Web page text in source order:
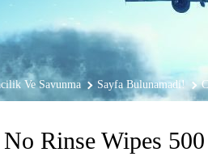
Ve Savunma Sayfa Bulunamadi!
No Rinse Wipes